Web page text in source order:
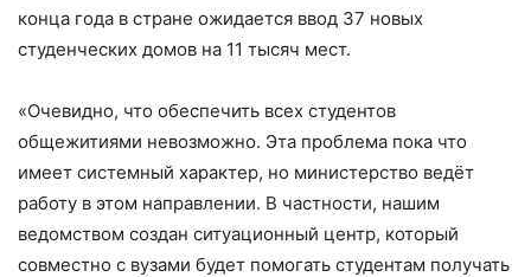
конца года в стране ожидается ввод 37 новых
студенческих домов на 11 тысяч мест.
«Очевидно, что обеспечить всех студентов
общежитиями невозможно. Эта проблема пока что
имеет системный характер, но министерство ведёт
работу в этом направлении. В частности, нашим
ведомством создан ситуационный центр, который
совместно с вузами будет помогать студентам получать